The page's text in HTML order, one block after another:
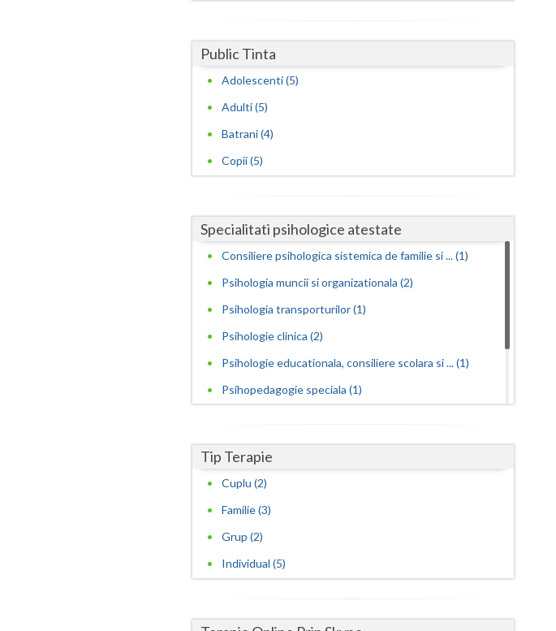
Vrancea
Public Tinta
Adolescenti (5)
Adulti (5)
Batrani (4)
Copii (5)
Specialitati psihologice atestate
Consiliere psihologica sistemica de familie si ... (1)
Psihologia muncii si organizationala (2)
Psihologia transporturilor (1)
Psihologie clinica (2)
Psihologie educationala, consiliere scolara si ... (1)
Psihopedagogie speciala (1)
Psihoterapie psihanalitica (1)
Psihoterapie sistemica de familie si cuplu (1)
Tip Terapie
Cuplu (2)
Familie (3)
Grup (2)
Individual (5)